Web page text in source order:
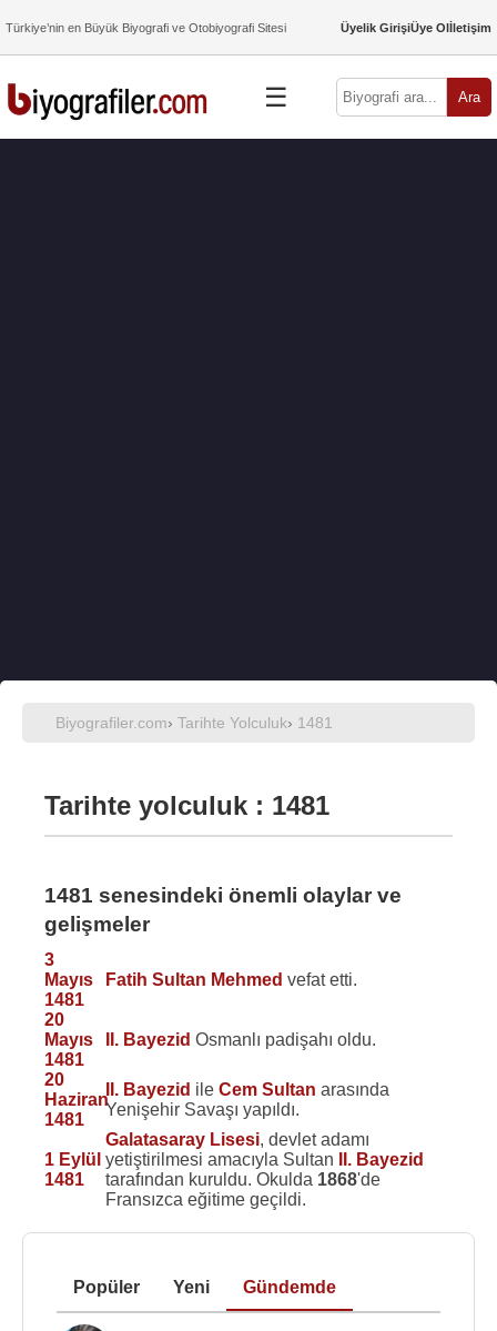
Türkiye’nin en Büyük Biyografi ve Otobiyografi Sitesi Üyelik GirişiÜye Olİletişim
☰ Ara
Biyografiler.com› Tarihte Yolculuk› 1481
Tarihte yolculuk : 1481
1481 senesindeki önemli olaylar ve
gelişmeler
3
Mayıs
1481
Fatih Sultan Mehmed vefat etti.
20
Mayıs
1481
II. Bayezid Osmanlı padişahı oldu.
20
Haziran
1481
II. Bayezid ileCem Sultan arasında
Yenişehir Savaşı yapıldı.
1 Eylül
1481
Galatasaray Lisesi, devlet adamı
yetiştirilmesi amacıyla Sultan
II. Bayezid
tarafından kuruldu. Okulda 1868'de
Fransızca eğitime geçildi.
Popüler Yeni Gündemde